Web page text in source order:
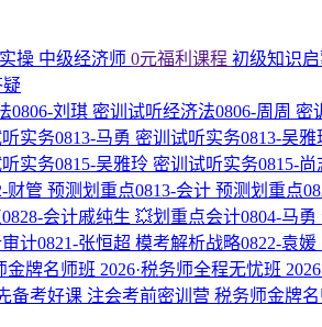
操 中级经济师 0元福利课程 初级知识
疑
0806-刘琪 密训试听经济法0806-周周 密
实务0813-马勇 密训试听实务0813-吴雅
实务0815-吴雅玲 密训试听实务0815-尚
财管 预测划重点0813-会计 预测划重点
会计戚纯生 💥划重点会计0804-马勇
计0821-张恒超 模考解析战略0822-袁媛
金牌名师班 2026·税务师全程无忧班
备考好课 注会考前密训营 税务师金牌